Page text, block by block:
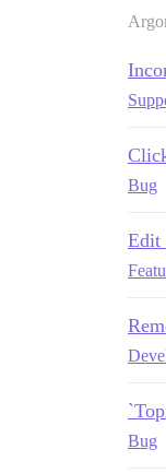
Bug
Edit
Bug